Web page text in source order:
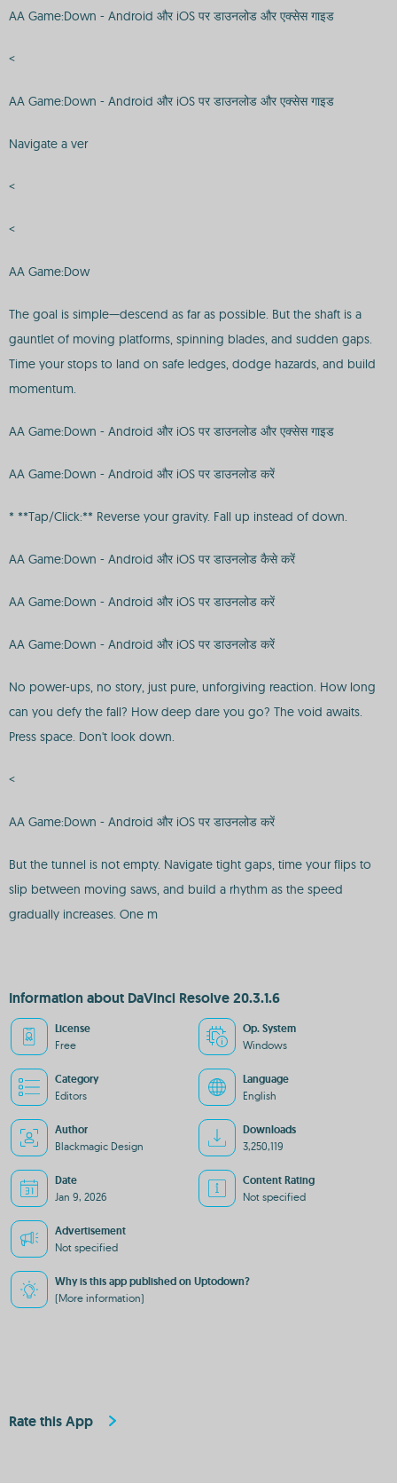
AA Game:Down - Android और iOS पर डाउनलोड और एक्सेस गाइड
<
AA Game:Down - Android और iOS पर डाउनलोड और एक्सेस गाइड
Navigate a ver
<
<
AA Game:Dow
The goal is simple—descend as far as possible. But the shaft is a
gauntlet of moving platforms, spinning blades, and sudden gaps.
Time your stops to land on safe ledges, dodge hazards, and build
momentum.
AA Game:Down - Android और iOS पर डाउनलोड और एक्सेस गाइड
AA Game:Down - Android और iOS पर डाउनलोड करें
* **Tap/Click:** Reverse your gravity. Fall up instead of down.
AA Game:Down - Android और iOS पर डाउनलोड कैसे करें
AA Game:Down - Android और iOS पर डाउनलोड करें
AA Game:Down - Android और iOS पर डाउनलोड करें
No power-ups, no story, just pure, unforgiving reaction. How long
can you defy the fall? How deep dare you go? The void awaits.
Press space. Don't look down.
<
AA Game:Down - Android और iOS पर डाउनलोड करें
But the tunnel is not empty. Navigate tight gaps, time your flips to
slip between moving saws, and build a rhythm as the speed
gradually increases. One m
Information about DaVinci Resolve 20.3.1.6
License
Free
Op. System
Windows
Category
Editors
Language
English
Author
Blackmagic Design
Downloads
3,250,119
Date
Jan 9, 2026
Content Rating
Not specified
Advertisement
Not specified
Why is this app published on Uptodown?
(More information)
Rate this App